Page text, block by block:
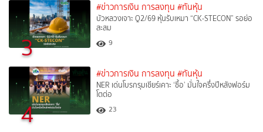
3
#ข่าวการเงิน การลงทุน #ทันหุ้น
บัวหลวงเจาะ Q2/69 หุ้นรับเหมา “CK-STECON” รอย่อ
สะสม
9
4
#ข่าวการเงิน การลงทุน #ทันหุ้น
NER เด่นโบรกรุมเชียร์เคาะ ‘ซื้อ’ มั่นใจครึ่งปีหลังฟอร์ม
โตต่อ
23